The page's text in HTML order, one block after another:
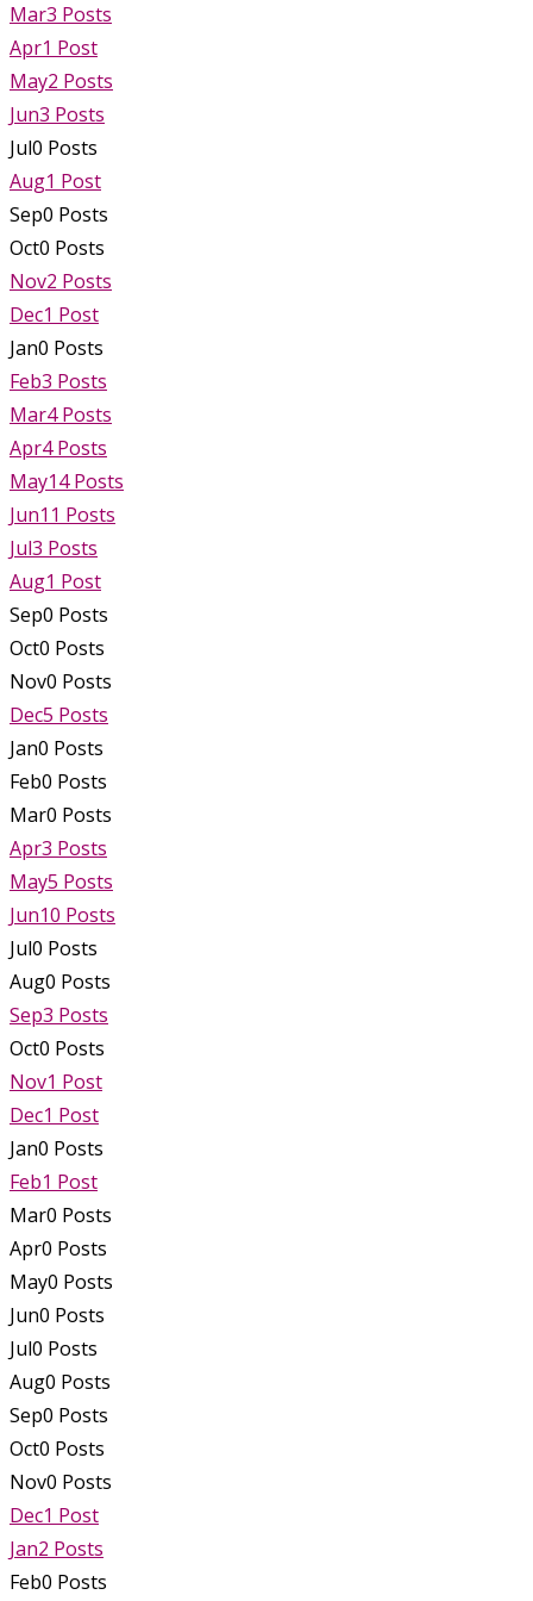
Mar3 Posts
Apr1 Post
May2 Posts
Jun3 Posts
Jul0 Posts
Aug1 Post
Sep0 Posts
Oct0 Posts
Nov2 Posts
Dec1 Post
Jan0 Posts
Feb3 Posts
Mar4 Posts
Apr4 Posts
May14 Posts
Jun11 Posts
Jul3 Posts
Aug1 Post
Sep0 Posts
Oct0 Posts
Nov0 Posts
Dec5 Posts
Jan0 Posts
Feb0 Posts
Mar0 Posts
Apr3 Posts
May5 Posts
Jun10 Posts
Jul0 Posts
Aug0 Posts
Sep3 Posts
Oct0 Posts
Nov1 Post
Dec1 Post
Jan0 Posts
Feb1 Post
Mar0 Posts
Apr0 Posts
May0 Posts
Jun0 Posts
Jul0 Posts
Aug0 Posts
Sep0 Posts
Oct0 Posts
Nov0 Posts
Dec1 Post
Jan2 Posts
Feb0 Posts